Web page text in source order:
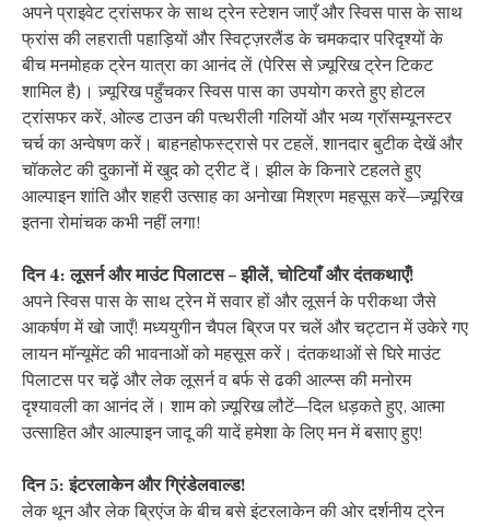
अपने प्राइवेट ट्रांसफर के साथ ट्रेन स्टेशन जाएँ और स्विस पास के साथ
फ्रांस की लहराती पहाड़ियों और स्विट्ज़रलैंड के चमकदार परिदृश्यों के
बीच मनमोहक ट्रेन यात्रा का आनंद लें (पेरिस से ज़्यूरिख ट्रेन टिकट
शामिल है)। ज़्यूरिख पहुँचकर स्विस पास का उपयोग करते हुए होटल
ट्रांसफर करें, ओल्ड टाउन की पत्थरीली गलियों और भव्य ग्रॉसम्यूनस्टर
चर्च का अन्वेषण करें। बाहनहोफस्ट्रासे पर टहलें, शानदार बुटीक देखें और
चॉकलेट की दुकानों में खुद को ट्रीट दें। झील के किनारे टहलते हुए
आल्पाइन शांति और शहरी उत्साह का अनोखा मिश्रण महसूस करें—ज़्यूरिख
इतना रोमांचक कभी नहीं लगा!
दिन 4: लूसर्न और माउंट पिलाटस – झीलें, चोटियाँ और दंतकथाएँ!
अपने स्विस पास के साथ ट्रेन में सवार हों और लूसर्न के परीकथा जैसे
आकर्षण में खो जाएँ! मध्ययुगीन चैपल ब्रिज पर चलें और चट्टान में उकेरे गए
लायन मॉन्यूमेंट की भावनाओं को महसूस करें। दंतकथाओं से घिरे माउंट
पिलाटस पर चढ़ें और लेक लूसर्न व बर्फ से ढकी आल्प्स की मनोरम
दृश्यावली का आनंद लें। शाम को ज़्यूरिख लौटें—दिल धड़कते हुए, आत्मा
उत्साहित और आल्पाइन जादू की यादें हमेशा के लिए मन में बसाए हुए!
दिन 5: इंटरलाकेन और ग्रिंडेलवाल्ड!
लेक थून और लेक ब्रिएंज के बीच बसे इंटरलाकेन की ओर दर्शनीय ट्रेन